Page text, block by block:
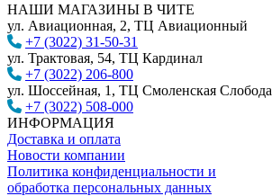
НАШИ МАГАЗИНЫ В ЧИТЕ
ул. Авиационная, 2, ТЦ Авиационный
+7 (3022) 31-50-31
ул. Трактовая, 54, ТЦ Кардинал
+7 (3022) 206-800
ул. Шоссейная, 1, ТЦ Смоленская Слобода
+7 (3022) 508-000
ИНФОРМАЦИЯ
Доставка и оплата
Новости компании
Политика конфиденциальности и
обработка персональных данных